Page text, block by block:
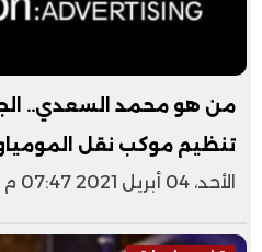
من هو محمد السعدي..
تنظيم موكب نقل
الأحد، 04 أبريل 2021 07:47 م